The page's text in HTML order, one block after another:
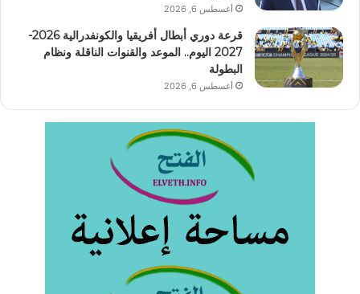
أغسطس 6, 2026
قرعة دوري أبطال أفريقيا والكونفدرالية 2026-
2027 اليوم.. الموعد والقنوات الناقلة ونظام
البطولة
أغسطس 6, 2026